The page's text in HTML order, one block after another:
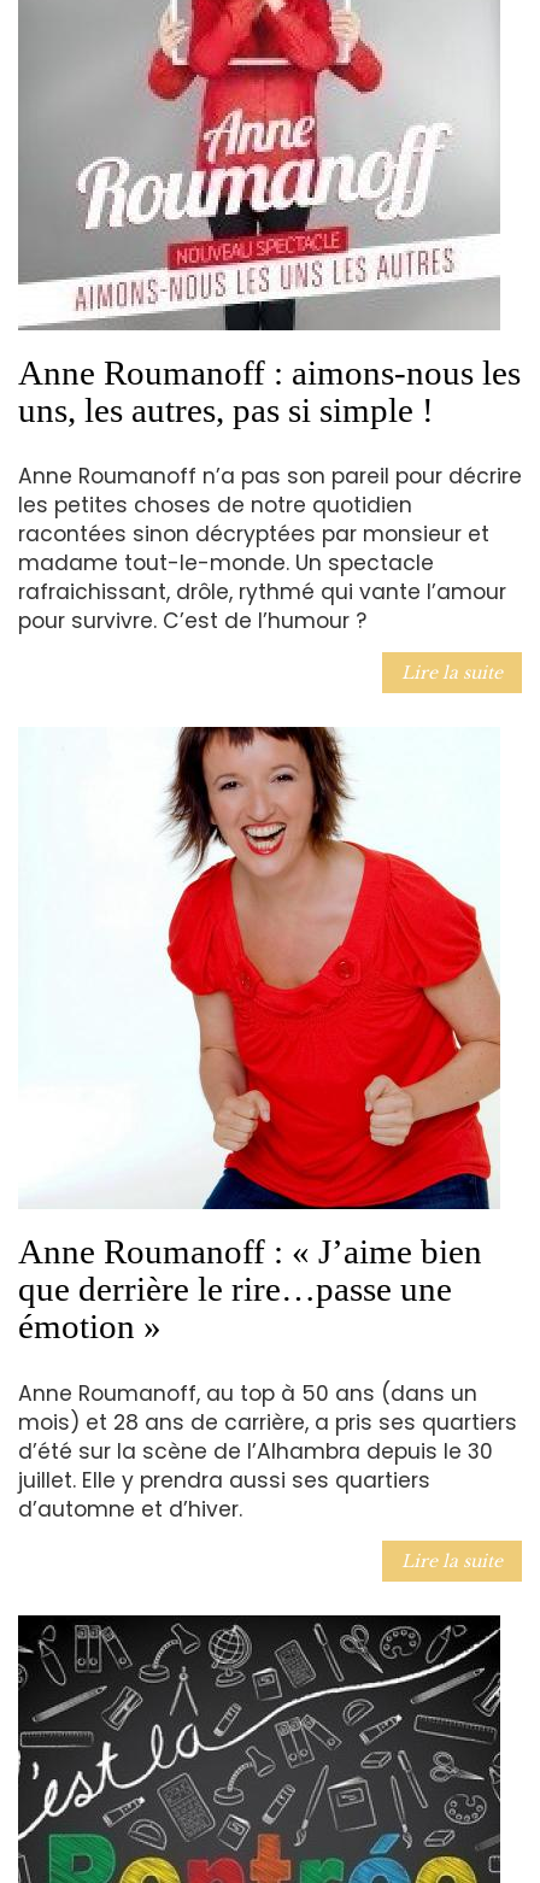
Anne Roumanoff : aimons-nous les
uns, les autres, pas si simple !
Anne Roumanoff n’a pas son pareil pour décrire
les petites choses de notre quotidien
racontées sinon décryptées par monsieur et
madame tout-le-monde. Un spectacle
rafraichissant, drôle, rythmé qui vante l’amour
pour survivre. C’est de l’humour ?
Lire la suite
Anne Roumanoff : « J’aime bien
que derrière le rire…passe une
émotion »
Anne Roumanoff, au top à 50 ans (dans un
mois) et 28 ans de carrière, a pris ses quartiers
d’été sur la scène de l’Alhambra depuis le 30
juillet. Elle y prendra aussi ses quartiers
d’automne et d’hiver.
Lire la suite